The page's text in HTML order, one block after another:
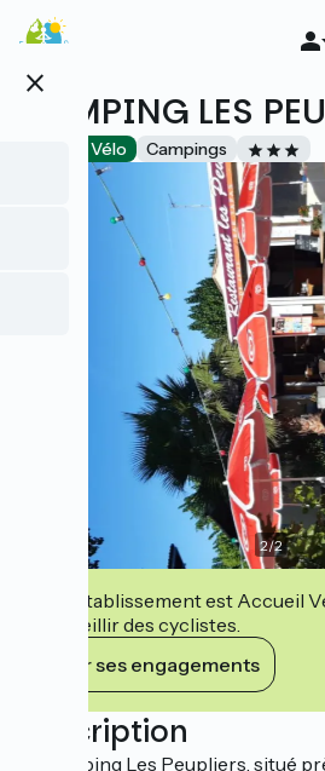
Aller
au
principal
close
CAMPING LES
Accueil Vélo Campings
2/2
Cet établissement est Accueil
accueillir des cyclistes.
Voir ses engagements
Description
Le camping Les Peupliers, situé